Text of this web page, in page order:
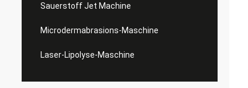
Sauerstoff Jet Machine
Microdermabrasions-Maschine
Laser-Lipolyse-Maschine